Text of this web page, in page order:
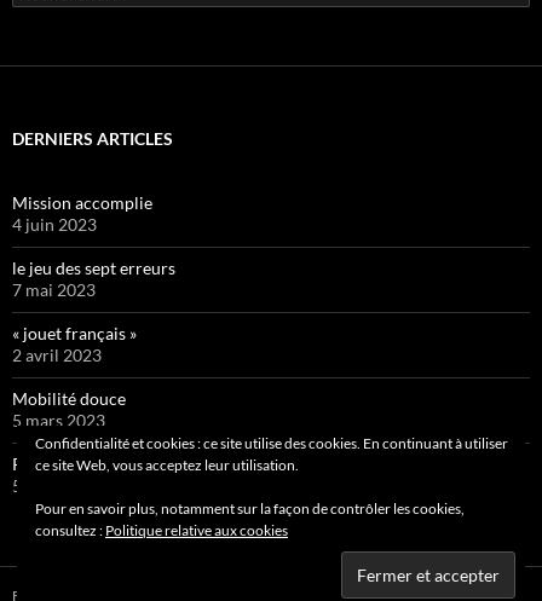
DERNIERS ARTICLES
Mission accomplie
4 juin 2023
le jeu des sept erreurs
7 mai 2023
« jouet français »
2 avril 2023
Mobilité douce
5 mars 2023
Pipelette 9
5 février 2023
Fièrement propulsé par WordPress
Confidentialité et cookies : ce site utilise des cookies. En continuant à utiliser
ce site Web, vous acceptez leur utilisation.
Pour en savoir plus, notamment sur la façon de contrôler les cookies,
consultez : Politique relative aux cookies